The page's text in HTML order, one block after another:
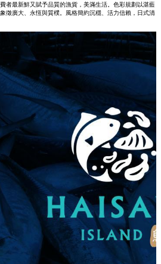
者最新鮮又賦予品質的漁貨，美滿生活。色彩規劃以湛藍
徵廣大、永恆與質樸。風格簡約沉穩、活力信賴，日式清